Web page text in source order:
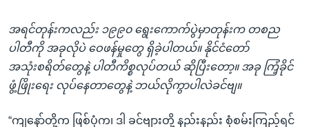
အရင်တုန်းကလည်း ၁၉၉၀ ရွေးကောက်ပွဲမှာတုန်းက တစည
ပါတီကို အခုလိုပဲ ဝေဖန်မှုတွေ ရှိခဲ့ပါတယ်။ နိုင်ငံတော်
အသုံးစရိတ်တွေနဲ့ ပါတီကိစ္စလုပ်တယ် ဆိုပြီးတော့။ အခု ကြံ့ခိုင်
ဖွံ့ဖြိုးရေး လုပ်နေတာတွေနဲ့ ဘယ်လိုကွာပါလဲခင်ဗျ။
“ကျနော်တို့က ဖြစ်ပုံက၊ ဒါ ခင်ဗျားတို့ နည်းနည်း စုံစမ်းကြည့်ရင်